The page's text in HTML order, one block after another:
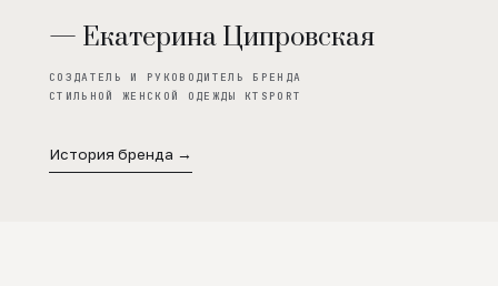
— Екатерина Ципровская
СОЗДАТЕЛЬ И РУКОВОДИТЕЛЬ БРЕНДА
СТИЛЬНОЙ ЖЕНСКОЙ ОДЕЖДЫ KTSPORT
История бренда →